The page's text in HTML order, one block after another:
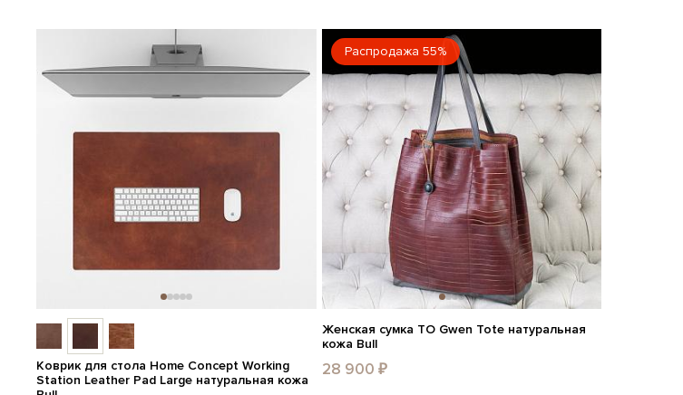
Коврик для стола Home Concept Working
Station Leather Pad Large натуральная кожа
Распродажа 55%
Женская сумка TO Gwen Tote натуральная
кожа Bull
28 900 ₽